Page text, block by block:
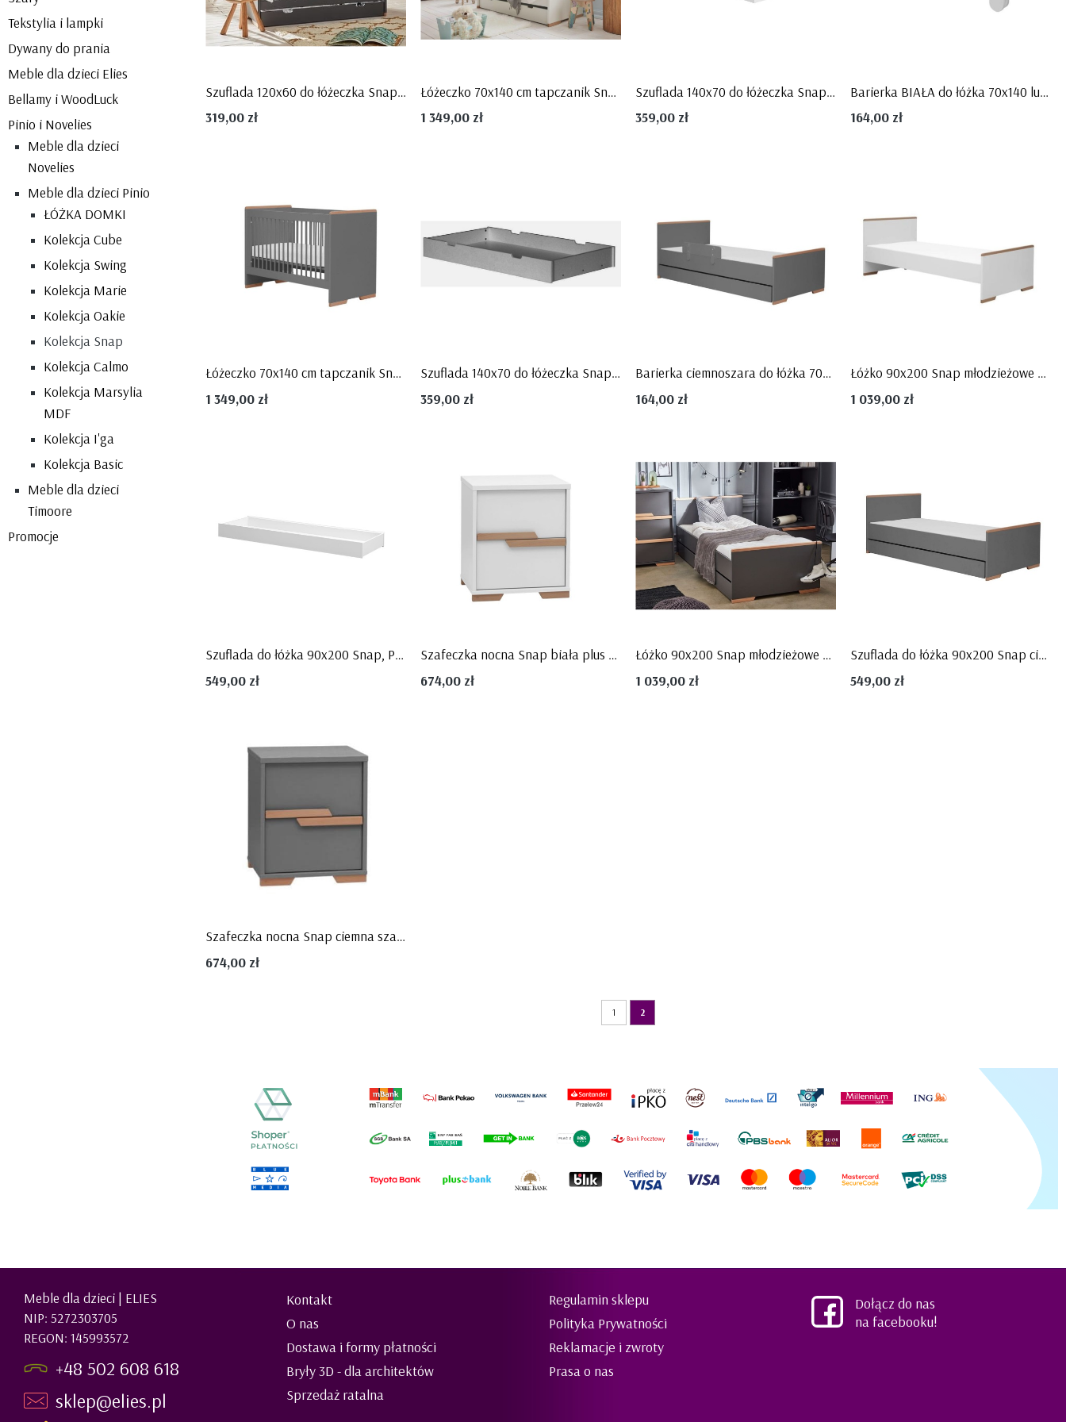
STRIPES
Kolekcja Toteme Botanic
Tekstylia i lampki
Dywany do prania
Meble dla dzieci Elies
Bellamy i WoodLuck
Pinio i Novelies
Meble dla dzieci
Novelies
Meble dla dzieci Pinio
ŁÓŻKA DOMKI
Kolekcja Cube
Kolekcja Swing
Kolekcja Marie
Kolekcja Oakie
Kolekcja Snap
Kolekcja Calmo
Kolekcja Marsylia
MDF
Kolekcja I'ga
Kolekcja Basic
Meble dla dzieci
Timoore
Promocje
Szuflada 120x60 do łóżeczka Snap ciemnoszara meble MDF firma PINIO
319,00 zł
Łóżeczko 70x140 cm tapczanik Snap biel i drewno bukowe firmy Pinio
1 349,00 zł
Szuflada 140x70 do łóżeczka Snap biała meble MDF firma PINIO
359,00 zł
Barierka BIAŁA do łóżka 70x140 lub 90x200 Snap, PINIO
164,00 zł
Łóżeczko 70x140 cm tapczanik Snap ciemne szare i drewno bukowe firmy Pinio
1 349,00 zł
Szuflada 140x70 do łóżeczka Snap ciemnoszara meble MDF firma PINIO
359,00 zł
Barierka ciemnoszara do łóżka 70x140 lub 90x200 Snap, PINIO
164,00 zł
Łóżko 90x200 Snap młodzieżowe białe plus drewno firmy Pinio
1 039,00 zł
Szuflada do łóżka 90x200 Snap, PINIO
549,00 zł
Szafeczka nocna Snap biała plus drewno, firmy Pinio
674,00 zł
Łóżko 90x200 Snap młodzieżowe ciemnoszare plus drewno firmy Pinio
1 039,00 zł
Szuflada do łóżka 90x200 Snap ciemnoszara, PINIO
549,00 zł
Szafeczka nocna Snap ciemna szara plus drewno firmy Pinio
674,00 zł
1 2
Meble dla dzieci | ELIES
NIP: 5272303705
REGON: 145993572
+48 502 608 618
sklep@elies.pl
Kontakt
O nas
Dostawa i formy płatności
Bryły 3D - dla architektów
Sprzedaż ratalna
Regulamin sklepu
Polityka Prywatności
Reklamacje i zwroty
Prasa o nas
Dołącz do nas
na facebooku!